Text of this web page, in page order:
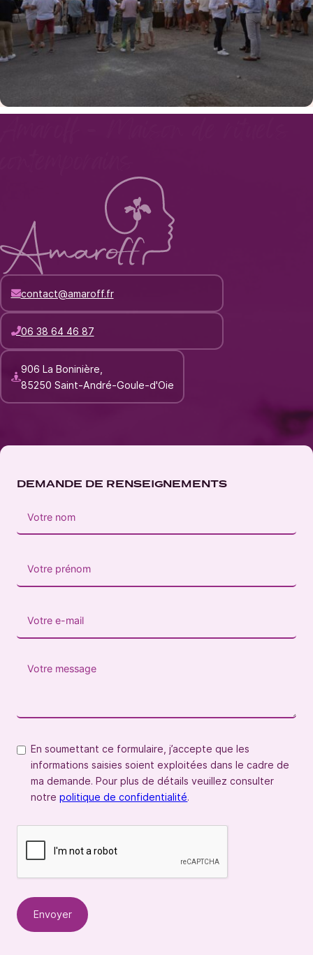
contact@amaroff.fr
06 38 64 46 87
906 La Boninière,
85250 Saint-André-Goule-d'Oie
DEMANDE DE RENSEIGNEMENTS
En soumettant ce formulaire, j’accepte que les
informations saisies soient exploitées dans le cadre de
ma demande. Pour plus de détails veuillez consulter
notrepolitique de confidentialité.
Envoyer